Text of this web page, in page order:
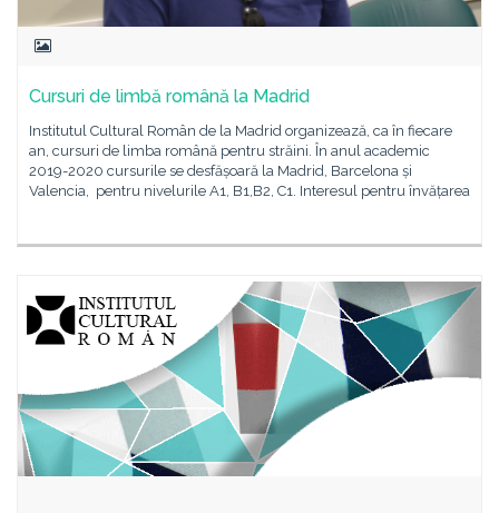
Cursuri de limbă română la Madrid
Institutul Cultural Român de la Madrid organizează, ca în fiecare
an, cursuri de limba română pentru străini. În anul academic
2019-2020 cursurile se desfășoară la Madrid, Barcelona și
Valencia, pentru nivelurile A1, B1,B2, C1. Interesul pentru învățarea